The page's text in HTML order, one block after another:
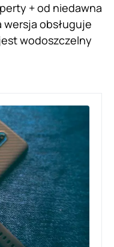
+ od niedawna
wersja obsługuje
wodoszczelny